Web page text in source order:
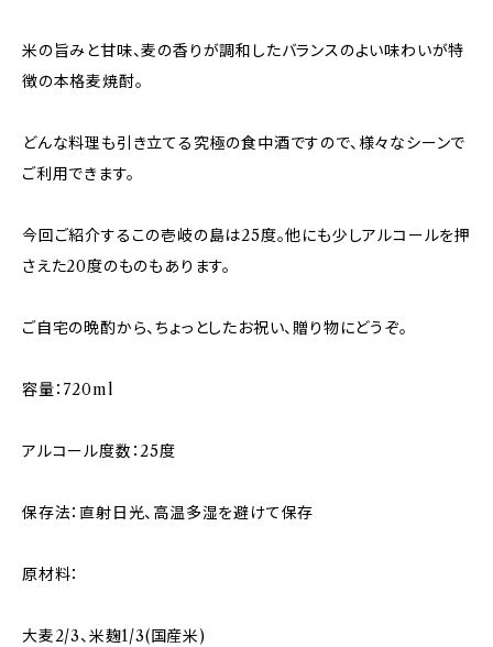
米の旨みと甘味、麦の香りが調和したバランスのよい味わいが特
徴の本格麦焼酎。
どんな料理も引き立てる究極の食中酒ですので、様々なシーンで
ご利用できます。
今回ご紹介するこの壱岐の島は25度。他にも少しアルコールを押
さえた20度のものもあります。
ご自宅の晩酌から、ちょっとしたお祝い、贈り物にどうぞ。
容量：720ml
アルコール度数：25度
保存法：直射日光、高温多湿を避けて保存
原材料：
大麦2/3、米麹1/3(国産米)